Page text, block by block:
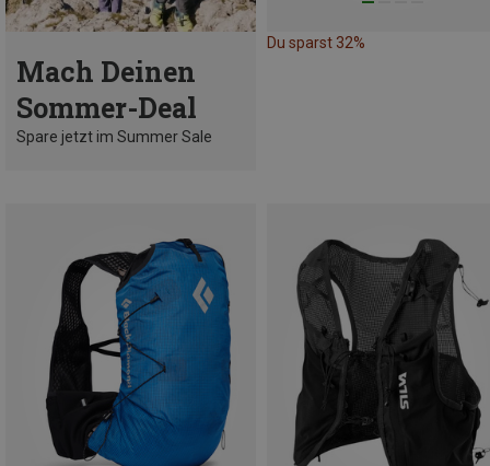
Mach Deinen
Sommer-Deal
Spare jetzt im Summer Sale
Du sparst 32%